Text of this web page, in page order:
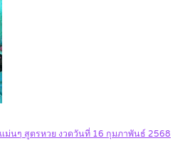
ม่นๆ สูตรหวย งวดวันที่ 16 กุมภาพันธ์ 2568